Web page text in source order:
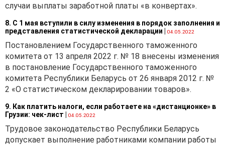
случаи выплаты заработной платы «в конвертах».
8. С 1 мая вступили в силу изменения в порядок заполнения и
представления статистической декларации
04.05.2022
Постановлением Государственного таможенного
комитета от 13 апреля 2022 г. № 18 внесены изменения
в постановление Государственного таможенного
комитета Республики Беларусь от 26 января 2012 г. №
2 «О статистическом декларировании товаров».
9. Как платить налоги, если работаете на «дистанционке» в
Грузии: чек-лист
04.05.2022
Трудовое законодательство Республики Беларусь
допускает выполнение работниками компании работы